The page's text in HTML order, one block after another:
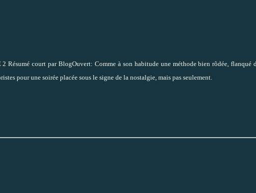
court par BlogOuvert: Comme à son habitude une méthode bien rôdée, flanqué
pour une soirée placée sous le signe de la nostalgie, mais pas seulement.